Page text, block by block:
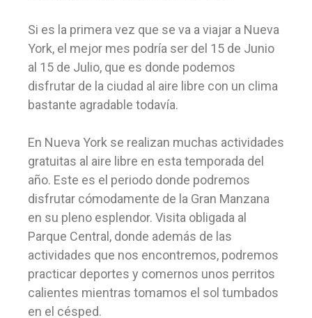
Si es la primera vez que se va a viajar a Nueva
York, el mejor mes podría ser del 15 de Junio
al 15 de Julio, que es donde podemos
disfrutar de la ciudad al aire libre con un clima
bastante agradable todavía.
En Nueva York se realizan muchas actividades
gratuitas al aire libre en esta temporada del
año. Este es el periodo donde podremos
disfrutar cómodamente de la Gran Manzana
en su pleno esplendor. Visita obligada al
Parque Central, donde además de las
actividades que nos encontremos, podremos
practicar deportes y comernos unos perritos
calientes mientras tomamos el sol tumbados
en el césped.